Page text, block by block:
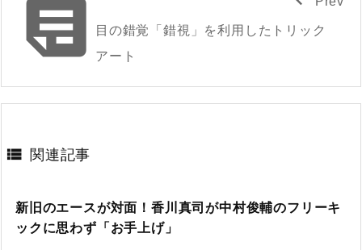

目の錯覚「錯視」を利用したトリック
アート
 関連記事
新旧のエースが対面！香川真司が中村俊輔のフリーキ
ックに思わず「お手上げ」